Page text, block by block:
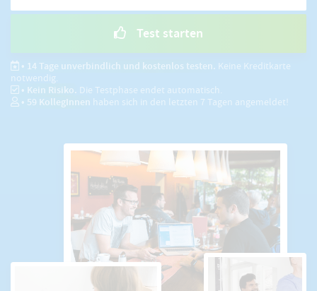
Test starten
• 14 Tage unverbindlich und kostenlos testen. Keine Kreditkarte
notwendig.
• Kein Risiko. Die Testphase endet automatisch.
• 59 KollegInnen haben sich in den letzten 7 Tagen angemeldet!